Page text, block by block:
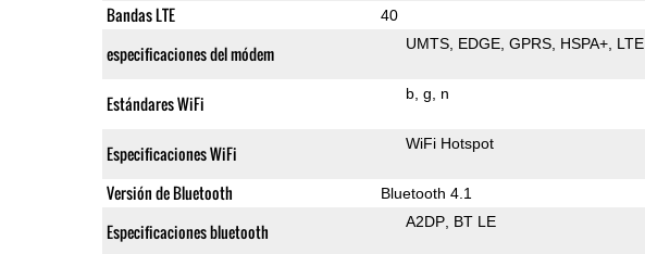
Bandas LTE 40
especificaciones del módem UMTS EDGE GPRS HSPA+ LTE
Estándares WiFi b g n
Especificaciones WiFi WiFi Hotspot
Versión de Bluetooth Bluetooth 4.1
Especificaciones bluetooth A2DP BT LE